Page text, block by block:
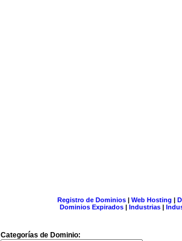
Registro de Dominios| Web Hosting |
Dominios Expirados | Industrias |
Categorías de Dominio: